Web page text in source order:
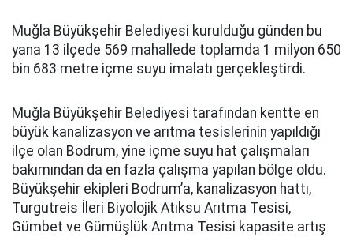
Muğla Büyükşehir Belediyesi kurulduğu günden bu
yana 13 ilçede 569 mahallede toplamda 1 milyon 650
bin 683 metre içme suyu imalatı gerçekleştirdi.
Muğla Büyükşehir Belediyesi tarafından kentte en
büyük kanalizasyon ve arıtma tesislerinin yapıldığı
ilçe olan Bodrum, yine içme suyu hat çalışmaları
bakımından da en fazla çalışma yapılan bölge oldu.
Büyükşehir ekipleri Bodrum’a, kanalizasyon hattı,
Turgutreis İleri Biyolojik Atıksu Arıtma Tesisi,
Gümbet ve Gümüşlük Arıtma Tesisi kapasite artış